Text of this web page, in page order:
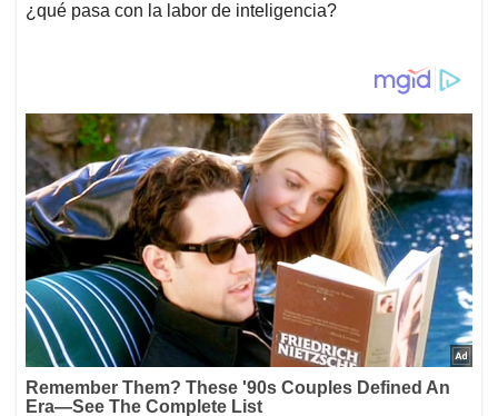
¿qué pasa con la labor de inteligencia?